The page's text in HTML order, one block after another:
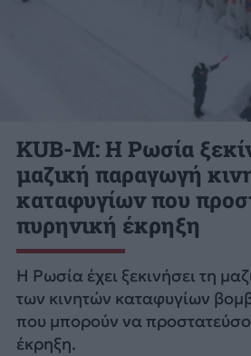
KUB-M: Η Ρωσία
μαζική παραγωγή
καταφυγίων που
πυρηνική έκρηξη
Η Ρωσία έχει ξεκινήσει τη
των κινητών καταφυγίων
που μπορούν να
έκρηξη.